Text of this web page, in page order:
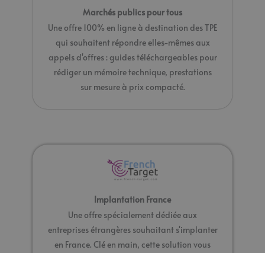
Marchés publics pour tous
Une offre 100% en ligne à destination des TPE
qui souhaitent répondre elles-mêmes aux
appels d'offres : guides téléchargeables pour
rédiger un mémoire technique, prestations
sur mesure à prix compacté.
Implantation France
Une offre spécialement dédiée aux
entreprises étrangères souhaitant s'implanter
en France. Clé en main, cette solution vous